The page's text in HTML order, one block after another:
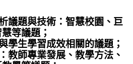
議題與技術：智慧校園、巨
等議題；
學生學習成效相關的議題；
教師專業發展、教學方法、